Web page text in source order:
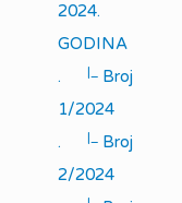
2024.
GODINA
.
|_ Broj
1/2024
.
|_ Broj
2/2024